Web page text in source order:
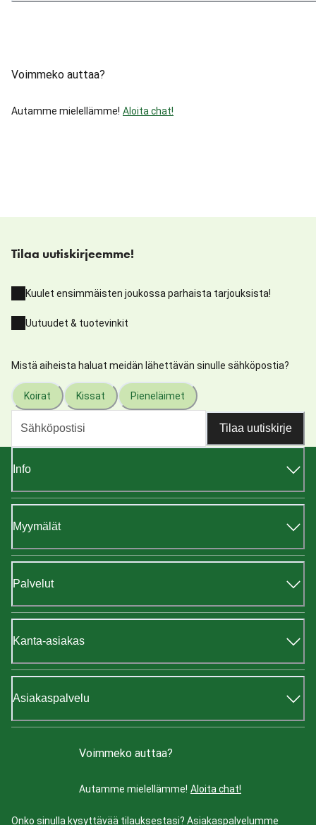
Voimmeko auttaa?
Autamme mielellämme! Aloita chat!
Tilaa uutiskirjeemme!
Kuulet ensimmäisten joukossa parhaista tarjouksista!
Uutuudet & tuotevinkit
Mistä aiheista haluat meidän lähettävän sinulle sähköpostia?
Koirat Kissat Pieneläimet
Tilaa uutiskirje
Info
Myymälät
Palvelut
Kanta-asiakas
Asiakaspalvelu
Voimmeko auttaa?
Autamme mielellämme! Aloita chat!
Onko sinulla kysyttävää tilauksestasi? Asiakaspalvelumme